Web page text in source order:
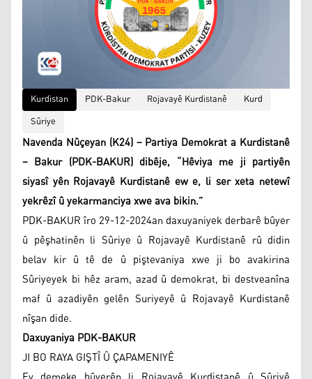
Kurdistan PDK-Bakur Rojavayê Kurdistanê
Kurd
Sûriye
Navenda Nûçeyan (K24) – Partiya Demokrat a Kurdistanê
– Bakur (PDK-BAKUR) dibêje, “Hêviya me ji partiyên
siyasî yên Rojavayê Kurdistanê ew e, li ser xeta netewî
yekrêzî û yekarmanciya xwe ava bikin.”
PDK-BAKUR îro 29-12-2024an daxuyaniyek derbarê bûyer
û pêşhatinên li Sûriye û Rojavayê Kurdistanê rû didin
belav kir û tê de û piştevaniya xwe ji bo avakirina
Sûriyeyek bi hêz aram, azad û demokrat, bi destveanîna
maf û azadiyên gelên Suriyeyê û Rojavayê Kurdistanê
nîşan dide.
Daxuyaniya PDK-BAKUR
JI BO RAYA GIŞTÎ Û ÇAPAMENIYÊ